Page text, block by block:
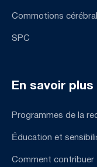
Commotions
SPC
En savoir plus
Programmes de la
Éducation et
Comment contribuer